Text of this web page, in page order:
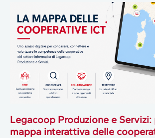
Legacoop Produzione e
mappa interattiva delle